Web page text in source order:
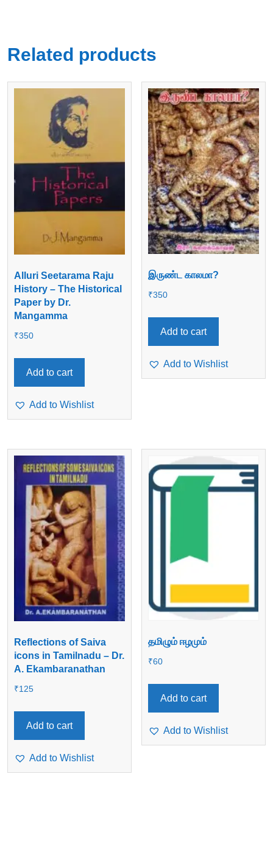
Related products
Alluri Seetarama Raju
History – The Historical
Paper by Dr.
Mangamma
₹350
Add to cart
Add to Wishlist
இருண்ட காலமா?
₹350
Add to cart
Add to Wishlist
Reflections of Saiva
icons in Tamilnadu – Dr.
A. Ekambaranathan
₹125
Add to cart
Add to Wishlist
தமிழும் ஈழமும்
₹60
Add to cart
Add to Wishlist